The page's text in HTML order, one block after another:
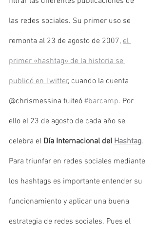
las redes sociales. Su primer uso se
remonta al 23 de agosto de 2007, el
primer «hashtag» de la historia se
publicó en Twitter, cuando la cuenta
@chrismessina tuiteó #barcamp. Por
ello el 23 de agosto de cada año se
celebra el Día Internacional del Hashtag.
Para triunfar en redes sociales mediante
los hashtags es importante entender su
funcionamiento y aplicar una buena
estrategia de redes sociales. Pues el